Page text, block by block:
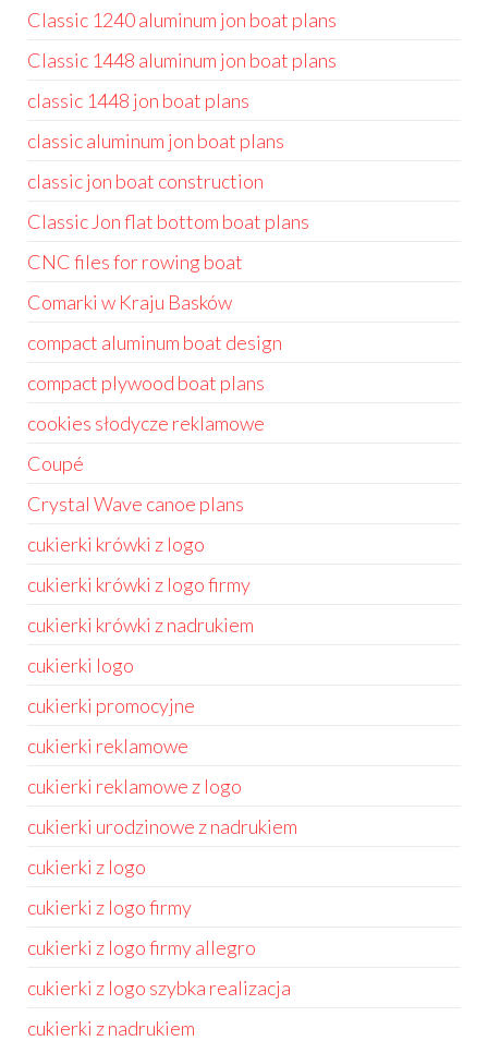
Classic 1240 aluminum jon boat plans
Classic 1448 aluminum jon boat plans
classic 1448 jon boat plans
classic aluminum jon boat plans
classic jon boat construction
Classic Jon flat bottom boat plans
CNC files for rowing boat
Comarki w Kraju Basków
compact aluminum boat design
compact plywood boat plans
cookies słodycze reklamowe
Coupé
Crystal Wave canoe plans
cukierki krówki z logo
cukierki krówki z logo firmy
cukierki krówki z nadrukiem
cukierki logo
cukierki promocyjne
cukierki reklamowe
cukierki reklamowe z logo
cukierki urodzinowe z nadrukiem
cukierki z logo
cukierki z logo firmy
cukierki z logo firmy allegro
cukierki z logo szybka realizacja
cukierki z nadrukiem